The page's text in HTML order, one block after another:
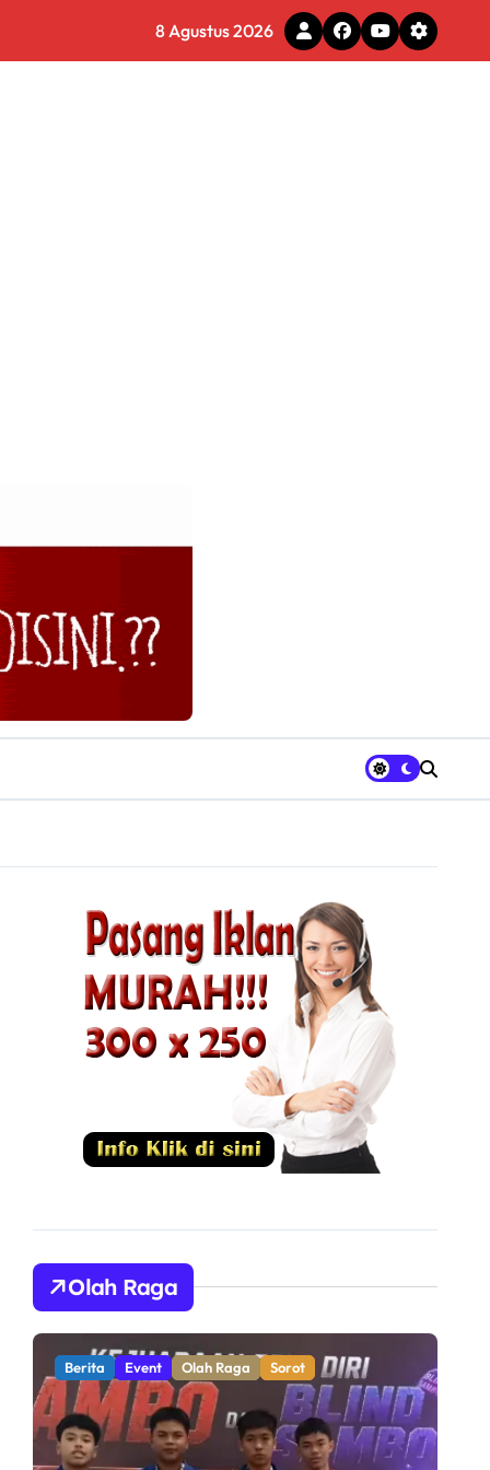
8 Agustus 2026
Olah Raga
Berita Olah Raga Sorot